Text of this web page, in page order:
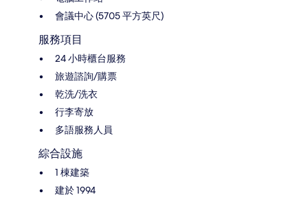
會議中心 (5705 平方英尺)
服務項目
24 小時櫃台服務
旅遊諮詢/購票
乾洗/洗衣
行李寄放
多語服務人員
綜合設施
1 棟建築
建於 1994